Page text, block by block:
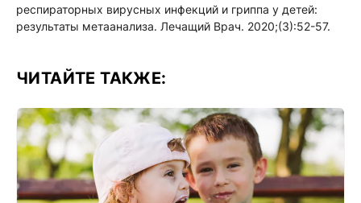
респираторных вирусных инфекций и гриппа у детей:
результаты метаанализа. Лечащий Врач. 2020;(3):52-57.
ЧИТАЙТЕ ТАКЖЕ: